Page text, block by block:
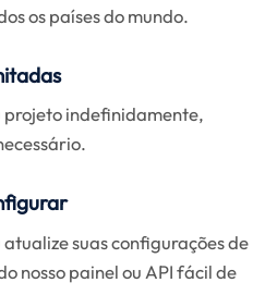
os países do mundo.
projeto indefinidamente,
suas configurações de
nosso painel ou API fácil de